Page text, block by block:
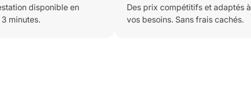
disponible en
minutes.
Des prix compétitifs et adaptés à
vos besoins. Sans frais cachés.